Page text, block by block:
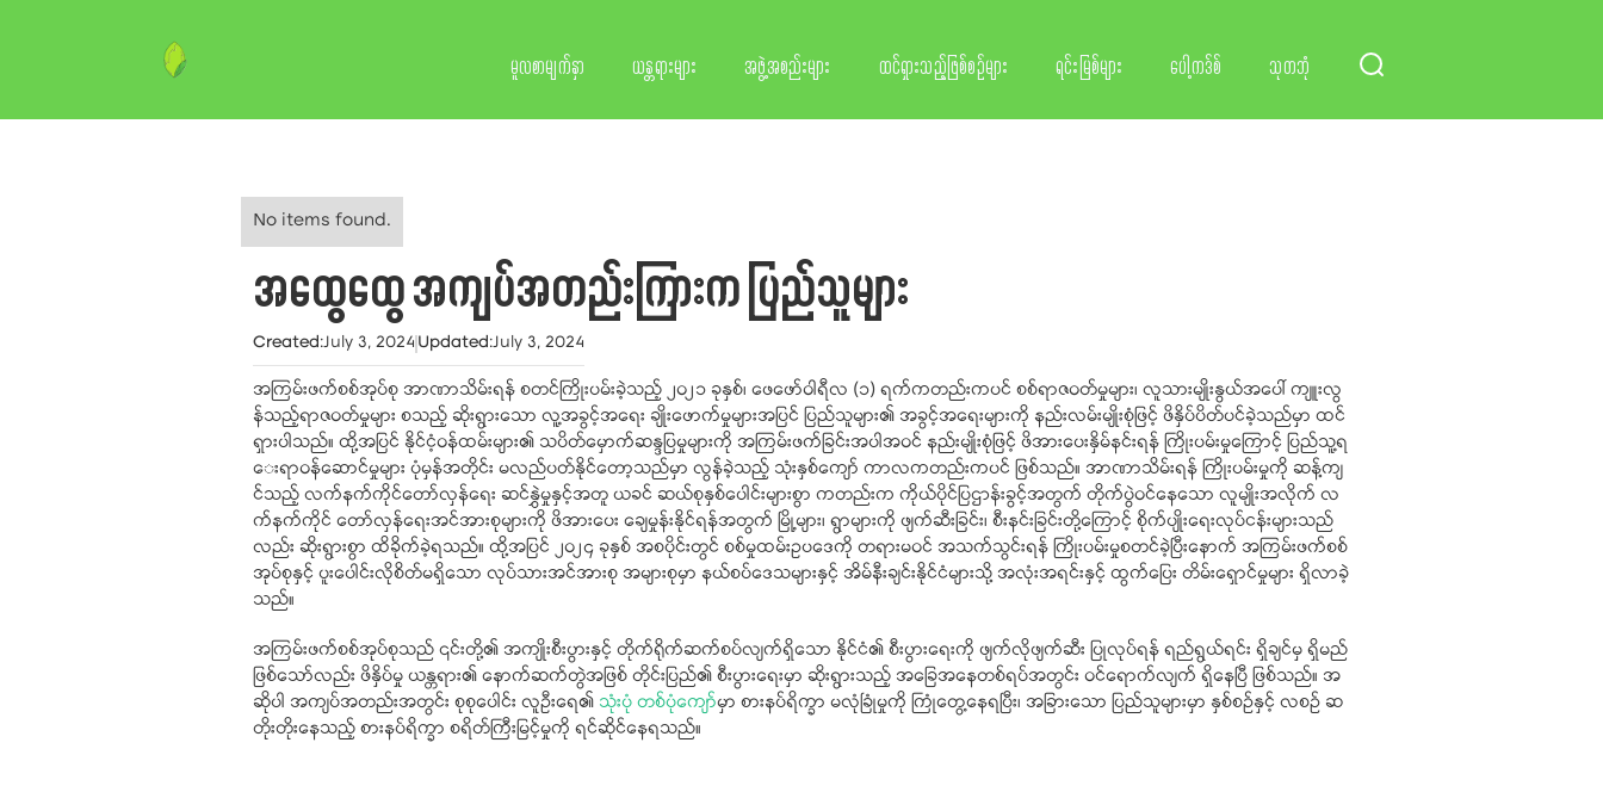
မူလစာမျက်နှာ ယန္တရားများ အဖွဲ့အစည်းများ ထင်ရှားသည့်ဖြစ်စဉ်များ ရင်းမြစ်များ ပေါ့ကဒ်စ် သုတဘုံ
No items found.
အထွေထွေ အကျပ်အတည်းကြားက ပြည်သူများ
Created:July 3, 2024Updated:July 3, 2024
အကြမ်းဖက်စစ်အုပ်စု အာဏာသိမ်းရန် စတင်ကြိုးပမ်းခဲ့သည့် ၂၀၂၁ ခုနှစ်၊ ဖေဖော်ဝါရီလ (၁) ရက်ကတည်းကပင် စစ်ရာဇဝတ်မှုများ၊ လူသားမျိုးနွယ်အပေါ် ကျူးလွ
န်သည့်ရာဇဝတ်မှုများ စသည့် ဆိုးရွားသော လူ့အခွင့်အရေး ချိုးဖောက်မှုများအပြင် ပြည်သူများ၏ အခွင့်အရေးများကို နည်းလမ်းမျိုးစုံဖြင့် ဖိနှိပ်ပိတ်ပင်ခဲ့သည်မှာ ထင်
ရှားပါသည်။ ထို့အပြင် နိုင်ငံ့ဝန်ထမ်းများ၏ သပိတ်မှောက်ဆန္ဒပြမှုများကို အကြမ်းဖက်ခြင်းအပါအဝင် နည်းမျိုးစုံဖြင့် ဖိအားပေးနှိမ်နင်းရန် ကြိုးပမ်းမှုကြောင့် ပြည်သူ့ရ
ေးရာဝန်ဆောင်မှုများ ပုံမှန်အတိုင်း မလည်ပတ်နိုင်တော့သည်မှာ လွန်ခဲ့သည့် သုံးနှစ်ကျော် ကာလကတည်းကပင် ဖြစ်သည်။ အာဏာသိမ်းရန် ကြိုးပမ်းမှုကို ဆန့်ကျ
င်သည့် လက်နက်ကိုင်တော်လှန်ရေး ဆင်နွှဲမှုနှင့်အတူ ယခင် ဆယ်စုနှစ်ပေါင်းများစွာ ကတည်းက ကိုယ်ပိုင်ပြဌာန်းခွင့်အတွက် တိုက်ပွဲဝင်နေသော လူမျိုးအလိုက် လ
က်နက်ကိုင် တော်လှန်ရေးအင်အားစုများကို ဖိအားပေး ချေမှုန်းနိုင်ရန်အတွက် မြို့များ၊ ရွာများကို ဖျက်ဆီးခြင်း၊ စီးနင်းခြင်းတို့ကြောင့် စိုက်ပျိုးရေးလုပ်ငန်းများသည်
လည်း ဆိုးရွားစွာ ထိခိုက်ခဲ့ရသည်။ ထို့အပြင် ၂၀၂၄ ခုနှစ် အစပိုင်းတွင် စစ်မှုထမ်းဥပဒေကို တရားမဝင် အသက်သွင်းရန် ကြိုးပမ်းမှုစတင်ခဲ့ပြီးနောက် အကြမ်းဖက်စစ်
အုပ်စုနှင့် ပူးပေါင်းလိုစိတ်မရှိသော လုပ်သားအင်အားစု အများစုမှာ နယ်စပ်ဒေသများနှင့် အိမ်နီးချင်းနိုင်ငံများသို့ အလုံးအရင်းနှင့် ထွက်ပြေး တိမ်းရှောင်မှုများ ရှိလာခဲ့
သည်။
အကြမ်းဖက်စစ်အုပ်စုသည် ၎င်းတို့၏ အကျိုးစီးပွားနှင့် တိုက်ရိုက်ဆက်စပ်လျက်ရှိသော နိုင်ငံ၏ စီးပွားရေးကို ဖျက်လိုဖျက်ဆီး ပြုလုပ်ရန် ရည်ရွယ်ရင်း ရှိချင်မှ ရှိမည်
ဖြစ်သော်လည်း ဖိနှိပ်မှု ယန္တရား၏ နောက်ဆက်တွဲအဖြစ် တိုင်းပြည်၏ စီးပွားရေးမှာ ဆိုးရွားသည့် အခြေအနေတစ်ရပ်အတွင်း ဝင်ရောက်လျက် ရှိနေပြီ ဖြစ်သည်။ အ
ဆိုပါ အကျပ်အတည်းအတွင်း စုစုပေါင်း လူဦးရေ၏ သုံးပုံ တစ်ပုံကျော်မှာ စားနပ်ရိက္ခာ မလုံခြုံမှုကို ကြုံတွေ့နေရပြီး၊ အခြားသော ပြည်သူများမှာ နှစ်စဉ်နှင့် လစဉ် ဆ
တိုးတိုးနေသည့် စားနပ်ရိက္ခာ စရိတ်ကြီးမြင့်မှုကို ရင်ဆိုင်နေရသည်။